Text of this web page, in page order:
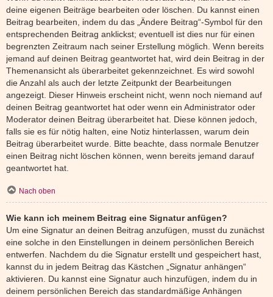
deine eigenen Beiträge bearbeiten oder löschen. Du kannst einen
Beitrag bearbeiten, indem du das „Ändere Beitrag“-Symbol für den
entsprechenden Beitrag anklickst; eventuell ist dies nur für einen
begrenzten Zeitraum nach seiner Erstellung möglich. Wenn bereits
jemand auf deinen Beitrag geantwortet hat, wird dein Beitrag in der
Themenansicht als überarbeitet gekennzeichnet. Es wird sowohl
die Anzahl als auch der letzte Zeitpunkt der Bearbeitungen
angezeigt. Dieser Hinweis erscheint nicht, wenn noch niemand auf
deinen Beitrag geantwortet hat oder wenn ein Administrator oder
Moderator deinen Beitrag überarbeitet hat. Diese können jedoch,
falls sie es für nötig halten, eine Notiz hinterlassen, warum dein
Beitrag überarbeitet wurde. Bitte beachte, dass normale Benutzer
einen Beitrag nicht löschen können, wenn bereits jemand darauf
geantwortet hat.
Nach oben
Wie kann ich meinem Beitrag eine Signatur anfügen?
Um eine Signatur an deinen Beitrag anzufügen, musst du zunächst
eine solche in den Einstellungen in deinem persönlichen Bereich
entwerfen. Nachdem du die Signatur erstellt und gespeichert hast,
kannst du in jedem Beitrag das Kästchen „Signatur anhängen“
aktivieren. Du kannst eine Signatur auch hinzufügen, indem du in
deinem persönlichen Bereich das standardmäßige Anhängen